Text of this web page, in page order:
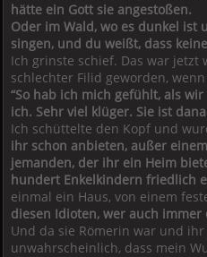
hätte ein Gott sie angestoßen.
Oder im Wald, wo es dunkel
singen, und du weißt, dass
Ich grinste schief. Das war jetzt
schlechter Filid geworden,
“So hab ich mich gefühlt, als
ich. Sehr viel klüger. Sie ist
Ich schüttelte den Kopf und
ihr schon anbieten, außer
jemanden, der ihr ein Heim
hundert Enkelkindern friedlich
einmal ein Haus, von einem
diesen Idioten, wer auch
Und da sie Römerin war und
unwahrscheinlich, dass mein